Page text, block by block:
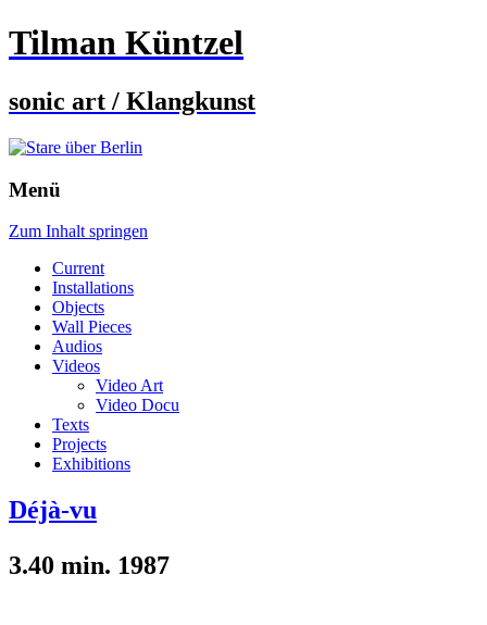
Tilman Küntzel
sonic art / Klangkunst
Menü
Zum Inhalt springen
Current
Installations
Objects
Wall Pieces
Audios
Videos
Video Art
Video Docu
Texts
Projects
Exhibitions
Déjà-vu
3.40 min. 1987